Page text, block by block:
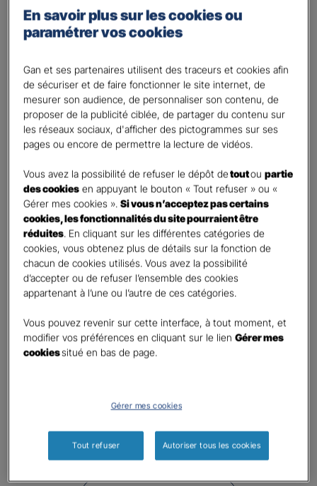
Madame
Contact*
First Last
Téléphone*
United
States
+1
E-mail*
Informations complémentaires (facultatif)
Information données personnelles *
En cochant cette case et en soumettant ce formulaire,
j'accepte que mes données personnelles soient utilisées
Pour connaitre et exercer vos droits, notamment de retrait de votre consentement
En savoir plus sur les cookies ou
paramétrer vos cookies
Gan et ses partenaires utilisent des traceurs et cookies afin
de sécuriser et de faire fonctionner le site internet, de
mesurer son audience, de personnaliser son contenu, de
proposer de la publicité ciblée, de partager du contenu sur
les réseaux sociaux, d'afficher des pictogrammes sur ses
pages ou encore de permettre la lecture de vidéos.
Vous avez la possibilité de refuser le dépôt detoutoupartie
des cookies en appuyant le bouton « Tout refuser » ou «
Gérer mes cookies ».Si vous n’acceptez pas certains
cookies, les fonctionnalités du site pourraient être
réduites. En cliquant sur les différentes catégories de
cookies, vous obtenez plus de détails sur la fonction de
chacun de cookies utilisés. Vous avez la possibilité
d’accepter ou de refuser l’ensemble des cookies
appartenant à l’une ou l’autre de ces catégories.
Vous pouvez revenir sur cette interface, à tout moment, et
modifier vos préférences en cliquant sur le lienGérer mes
cookiessitué en bas de page.
Gérer mes cookies
Tout refuser Autoriser tous les cookies